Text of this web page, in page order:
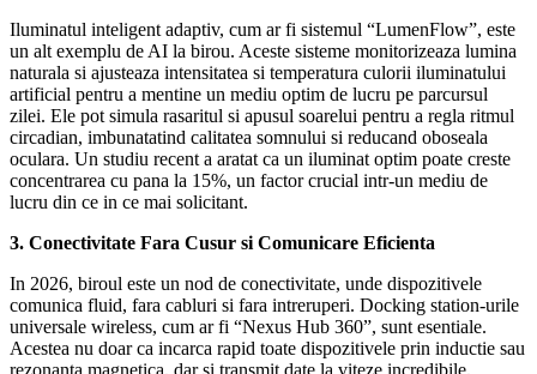
Iluminatul inteligent adaptiv, cum ar fi sistemul “LumenFlow”, este
un alt exemplu de AI la birou. Aceste sisteme monitorizeaza lumina
naturala si ajusteaza intensitatea si temperatura culorii iluminatului
artificial pentru a mentine un mediu optim de lucru pe parcursul
zilei. Ele pot simula rasaritul si apusul soarelui pentru a regla ritmul
circadian, imbunatatind calitatea somnului si reducand oboseala
oculara. Un studiu recent a aratat ca un iluminat optim poate creste
concentrarea cu pana la 15%, un factor crucial intr-un mediu de
lucru din ce in ce mai solicitant.
3. Conectivitate Fara Cusur si Comunicare Eficienta
In 2026, biroul este un nod de conectivitate, unde dispozitivele
comunica fluid, fara cabluri si fara intreruperi. Docking station-urile
universale wireless, cum ar fi “Nexus Hub 360”, sunt esentiale.
Acestea nu doar ca incarca rapid toate dispozitivele prin inductie sau
rezonanta magnetica, dar si transmit date la viteze incredibile,